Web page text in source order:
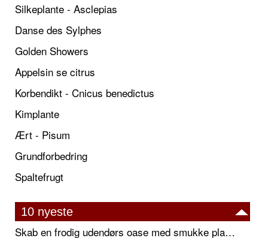
Silkeplante - Asclepias
Danse des Sylphes
Golden Showers
Appelsin se citrus
Korbendikt - Cnicus benedictus
Kimplante
Ært - Pisum
Grundforbedring
Spaltefrugt
10 nyeste
Skab en frodig udendørs oase med smukke plantekrukker og elegante espalier